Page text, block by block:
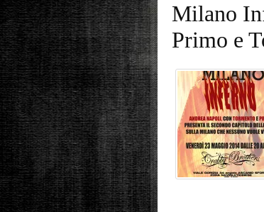
Milano
Primo e